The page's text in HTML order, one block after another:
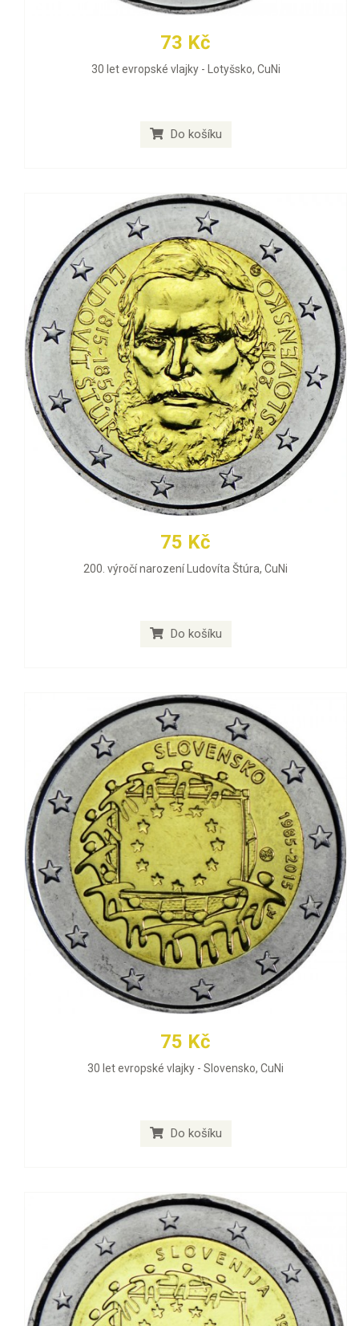
73 Kč
30 let evropské vlajky - Lotyšsko, CuNi
Do košíku
75 Kč
200. výročí narození Ludovíta Štúra, CuNi
Do košíku
75 Kč
30 let evropské vlajky - Slovensko, CuNi
Do košíku